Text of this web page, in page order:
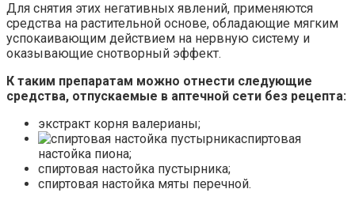
Для снятия этих негативных явлений, применяются
средства на растительной основе, обладающие мягким
успокаивающим действием на нервную систему и
оказывающие снотворный эффект.
К таким препаратам можно отнести следующие
средства, отпускаемые в аптечной сети без рецепта:
экстракт корня валерианы;
спиртовая
настойка пиона;
спиртовая настойка пустырника;
спиртовая настойка мяты перечной.